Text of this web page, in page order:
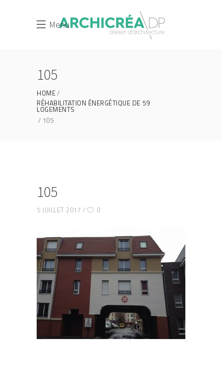
Menu
105
HOME
RÉHABILITATION ÉNERGÉTIQUE DE 59
LOGEMENTS
105
105
5 JUILLET 2017 0